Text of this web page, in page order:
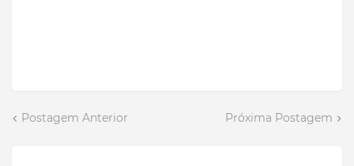
Postagem Anterior Próxima Postagem